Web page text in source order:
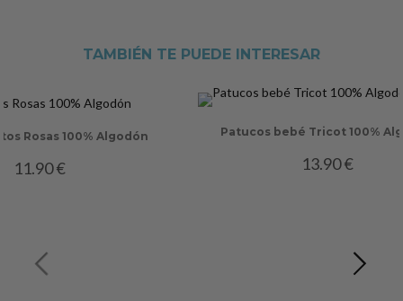
TAMBIÉN TE PUEDE INTERESAR
PREVIOUS
Rosas 100% Algodón
11.90€
Patucos bebé Tricot 100%
13.90€